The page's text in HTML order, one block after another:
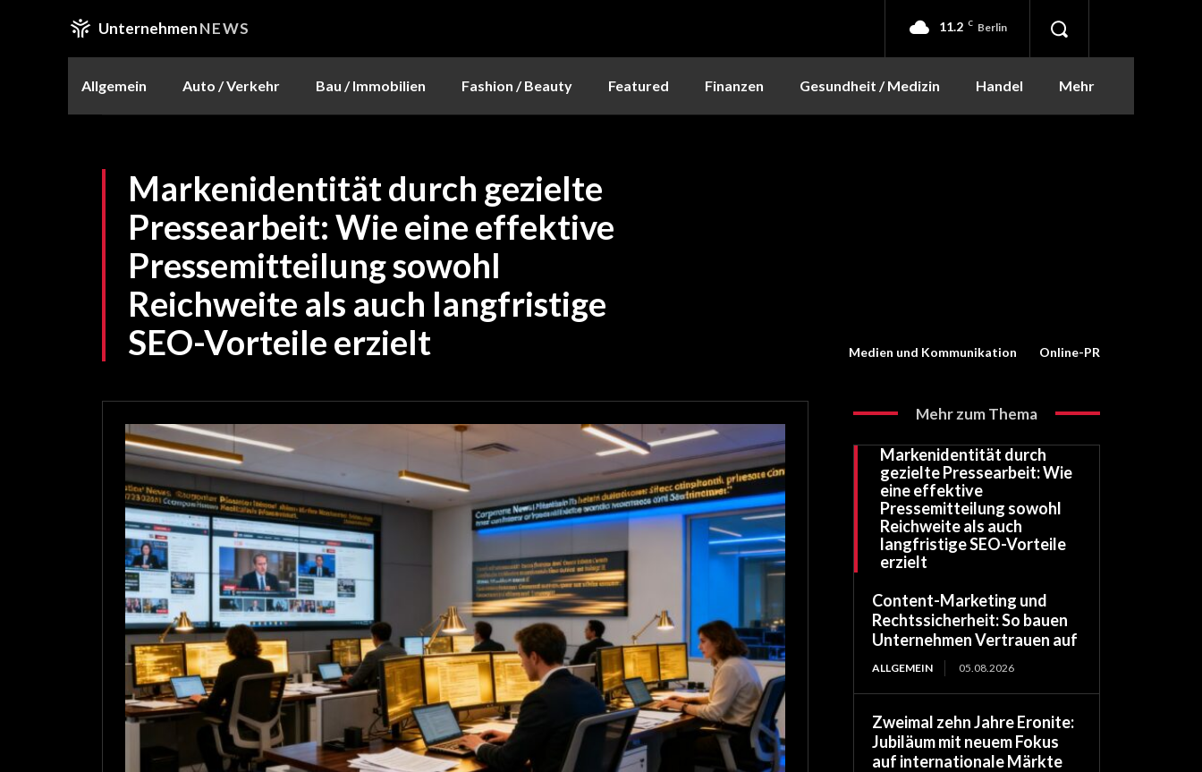
UnternehmenNEWS 11.2 C Berlin
Allgemein Auto / Verkehr Bau / Immobilien Fashion / Beauty Featured Finanzen Gesundheit / Medizin Handel Mehr
Markenidentität durch gezielte
Pressearbeit: Wie eine effektive
Pressemitteilung sowohl
Reichweite als auch langfristige
SEO-Vorteile erzielt
Medien und Kommunikation Online-PR
Mehr zum Thema
Markenidentität durch
gezielte Pressearbeit: Wie
eine effektive
Pressemitteilung sowohl
Reichweite als auch
langfristige SEO-Vorteile
erzielt
Content-Marketing und
Rechtssicherheit: So bauen
Unternehmen Vertrauen auf
ALLGEMEIN 05.08.2026
Zweimal zehn Jahre Eronite:
Jubiläum mit neuem Fokus
auf internationale Märkte